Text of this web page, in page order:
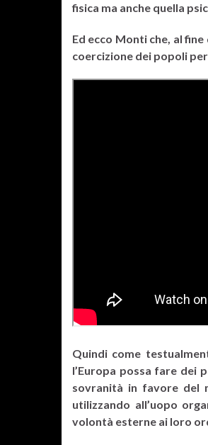
fisica ma anche quella
Ed ecco Monti che, al
coercizione dei popoli
Quindi come
l’Europa possa fare dei
sovranità in favore del
utilizzando all’uopo
volontà esterne ai loro